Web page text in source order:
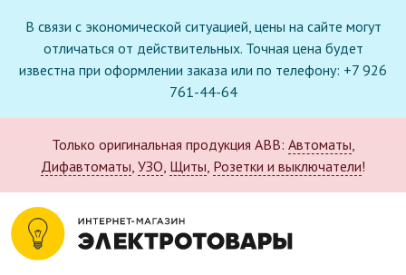
В связи с экономической ситуацией, цены на сайте могут
отличаться от действительных. Точная цена будет
известна при оформлении заказа или по телефону: +7 926
761-44-64
Только оригинальная продукция ABB: Автоматы,
Дифавтоматы, УЗО, Щиты, Розетки и выключатели!